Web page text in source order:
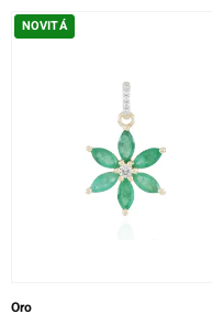
NOVITÁ
Oro